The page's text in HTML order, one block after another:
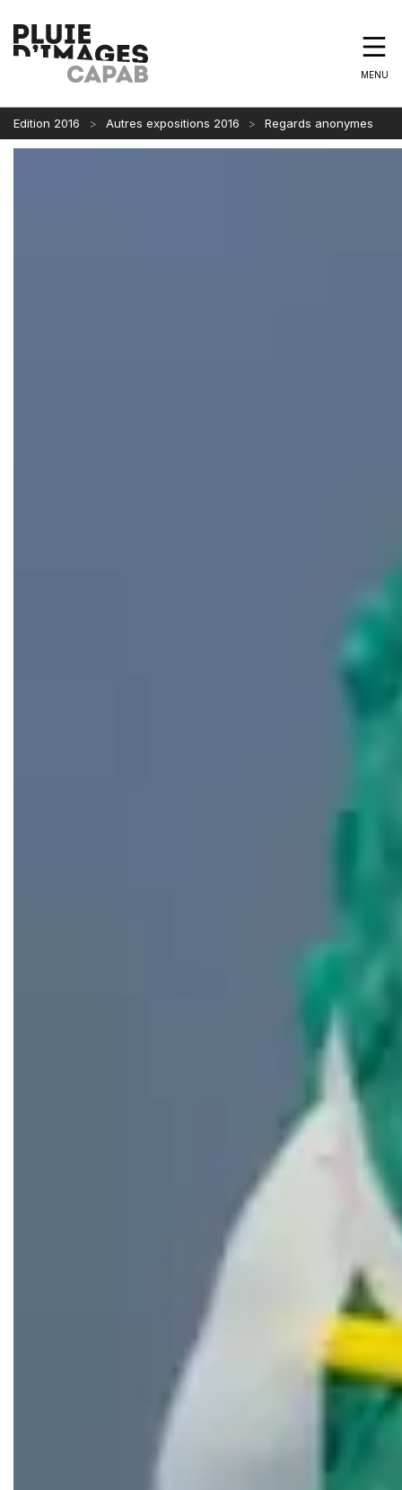
MENU
Edition 2016 Autres expositions 2016 Regards anonymes